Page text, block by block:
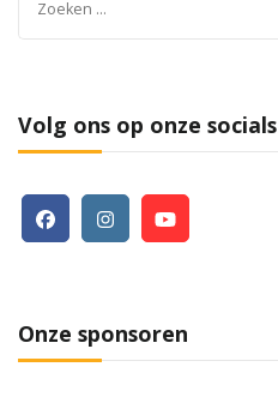
Volg ons op onze socials
Onze sponsoren